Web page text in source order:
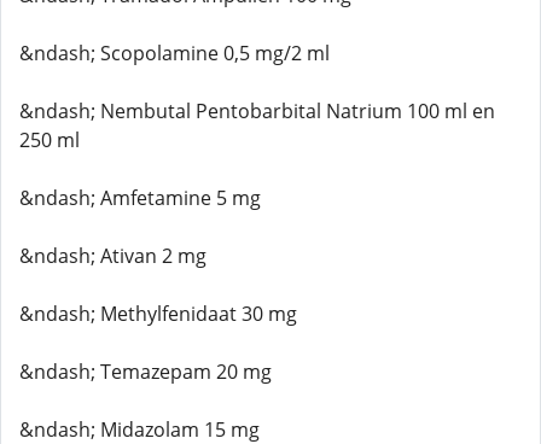
&ndash; Scopolamine 0,5 mg/2 ml
&ndash; Nembutal Pentobarbital Natrium 100 ml en
250 ml
&ndash; Amfetamine 5 mg
&ndash; Ativan 2 mg
&ndash; Methylfenidaat 30 mg
&ndash; Temazepam 20 mg
&ndash; Midazolam 15 mg